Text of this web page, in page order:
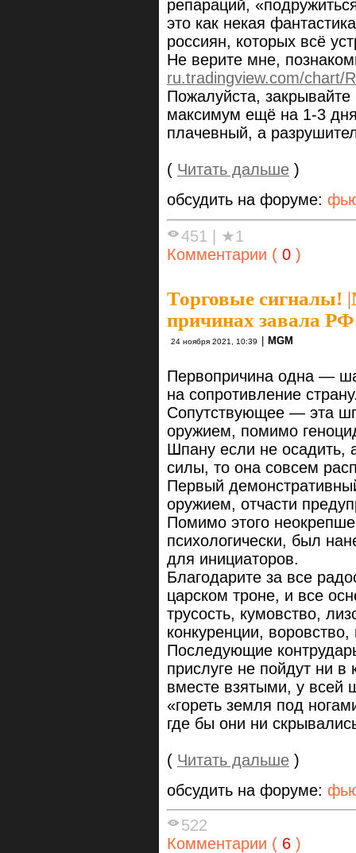
репараций,
это как некая
россиян, которых всё
Не верите мне,
ru.tradingview.com/chart/
Пожалуйста, закрывайте
максимум ещё на 1-3
плачевный, а
( Читать дальше )
обсудить на форуме:
451 | ★1
Комментарии ( 0 )
Торговые сигналы! |
причинах завала
24 ноября 2021, 10:39 | MGM
Первопричина одна —
на сопротивление
Сопутствующее — эта
оружием, помимо
Шпану если не осадить,
силы, то она совсем
Первый
оружием, отчасти
Помимо этого
психологически, был
для инициаторов.
Благодарите за все
царском троне, и все
трусость, кумовство,
конкуренции,
Последующие
прислуге не пойдут ни
вместе взятыми, у всей
«гореть земля под
где бы они ни
( Читать дальше )
обсудить на форуме:
522
Комментарии ( 6 )